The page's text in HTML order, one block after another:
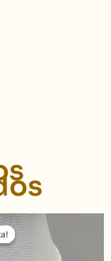
El
precio
original
era: